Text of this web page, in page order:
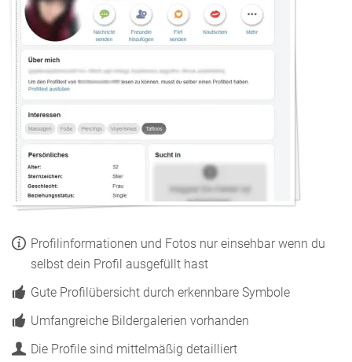
Profilinformationen und Fotos nur einsehbar wenn du
selbst dein Profil ausgefüllt hast
Gute Profilübersicht durch erkennbare Symbole
Umfangreiche Bildergalerien vorhanden
Die Profile sind mittelmäßig detailliert